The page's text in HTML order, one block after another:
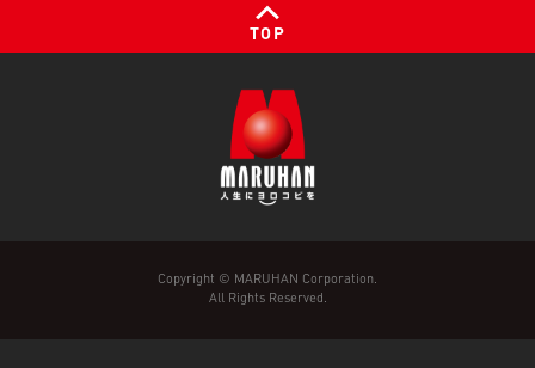
TOP
Copyright © MARUHAN Corporation.
All Rights Reserved.